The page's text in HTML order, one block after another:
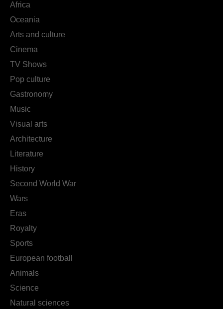
Africa
Oceania
Arts and culture
Cinema
TV Shows
Pop culture
Gastronomy
Music
Visual arts
Architecture
Literature
History
Second World War
Wars
Eras
Royalty
Sports
European football
Animals
Science
Natural sciences